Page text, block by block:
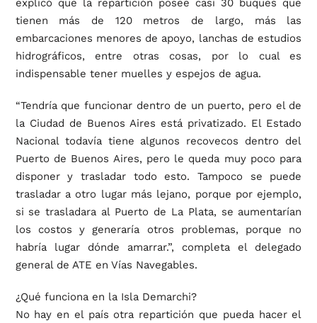
explicó que la repartición posee casi 30 buques que
tienen más de 120 metros de largo, más las
embarcaciones menores de apoyo, lanchas de estudios
hidrográficos, entre otras cosas, por lo cual es
indispensable tener muelles y espejos de agua.
“Tendría que funcionar dentro de un puerto, pero el de
la Ciudad de Buenos Aires está privatizado. El Estado
Nacional todavía tiene algunos recovecos dentro del
Puerto de Buenos Aires, pero le queda muy poco para
disponer y trasladar todo esto. Tampoco se puede
trasladar a otro lugar más lejano, porque por ejemplo,
si se trasladara al Puerto de La Plata, se aumentarían
los costos y generaría otros problemas, porque no
habría lugar dónde amarrar.”, completa el delegado
general de ATE en Vías Navegables.
¿Qué funciona en la Isla Demarchi?
No hay en el país otra repartición que pueda hacer el